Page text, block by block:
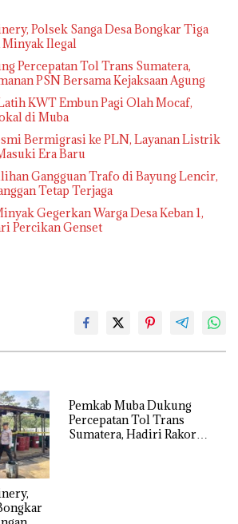
Polsek Sanga Desa Bongkar Tiga
Ilegal
Percepatan Tol Trans Sumatera,
PSN Bersama Kejaksaan Agung
KWT Embun Pagi Olah Mocaf,
di Muba
Bermigrasi ke PLN, Layanan Listrik
Era Baru
Gangguan Trafo di Bayung Lencir,
Tetap Terjaga
Gegerkan Warga Desa Keban 1,
Percikan Genset
Pemkab Muba Dukung
Percepatan Tol Trans
Sumatera, Hadiri Rakor